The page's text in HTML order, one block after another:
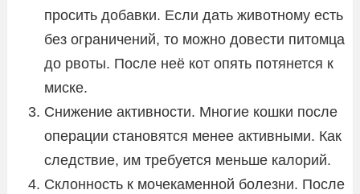
просить добавки. Если дать животному есть
без ограничений, то можно довести питомца
до рвоты. После неё кот опять потянется к
миске.
Снижение активности. Многие кошки после
операции становятся менее активными. Как
следствие, им требуется меньше калорий.
Склонность к мочекаменной болезни. После